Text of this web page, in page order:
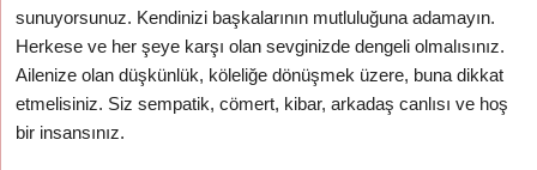
sunuyorsunuz. Kendinizi başkalarının mutluluğuna adamayın.
Herkese ve her şeye karşı olan sevginizde dengeli olmalısınız.
Ailenize olan düşkünlük, köleliğe dönüşmek üzere, buna dikkat
etmelisiniz. Siz sempatik, cömert, kibar, arkadaş canlısı ve hoş
bir insansınız.